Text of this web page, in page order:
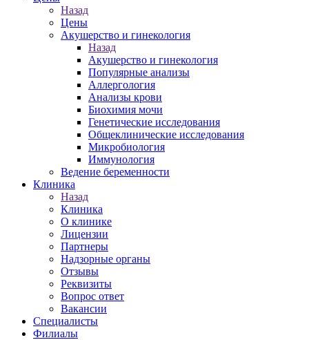
Назад
Цены
Акушерство и гинекология
Назад
Акушерство и гинекология
Популярные анализы
Аллергология
Анализы крови
Биохимия мочи
Генетические исследования
Общеклинические исследования
Микробиология
Иммунология
Ведение беременности
Клиника
Назад
Клиника
О клинике
Лицензии
Партнеры
Надзорные органы
Отзывы
Реквизиты
Вопрос ответ
Вакансии
Специалисты
Филиалы